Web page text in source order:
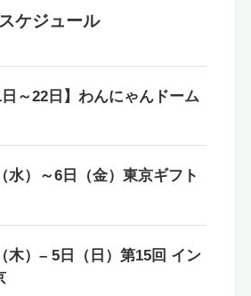
ケジュール
日～22日】わんにゃんドーム
水）～6日（金）東京ギフト
木）– 5日（日）第15回 イン